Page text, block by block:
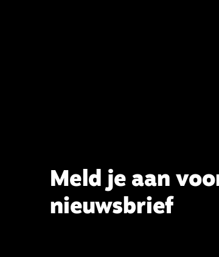
Meld je aan
nieuwsbrief